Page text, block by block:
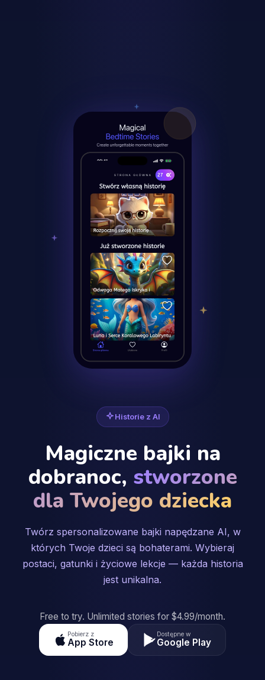
Historie z AI
Magiczne bajki na
dobranoc, stworzone
dla Twojego dziecka
Twórz spersonalizowane bajki napędzane AI, w
których Twoje dzieci są bohaterami. Wybieraj
postaci, gatunki i życiowe lekcje — każda historia
jest unikalna.
Free to try. Unlimited stories for $4.99/month.
Pobierz z
App Store
Dostępne w
Google Play